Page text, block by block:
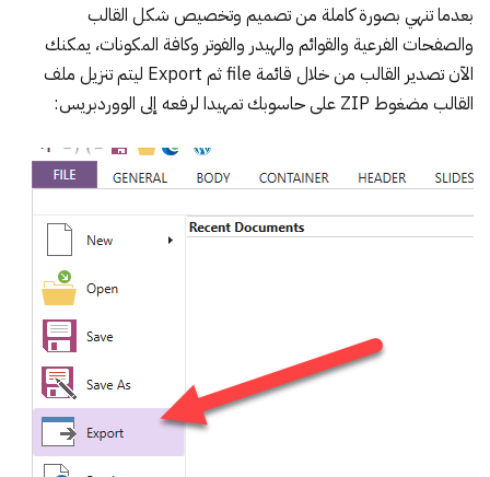
بعدما تنهي بصورة كاملة من تصميم وتخصيص شكل القالب
والصفحات الفرعية والقوائم والهيدر والفوتر وكافة المكونات، يمكنك
الآن تصدير القالب من خلال قائمة file ثم Export ليتم تنزيل ملف
القالب مضغوط ZIP على حاسوبك تمهيدا لرفعه إلى الووردبريس: